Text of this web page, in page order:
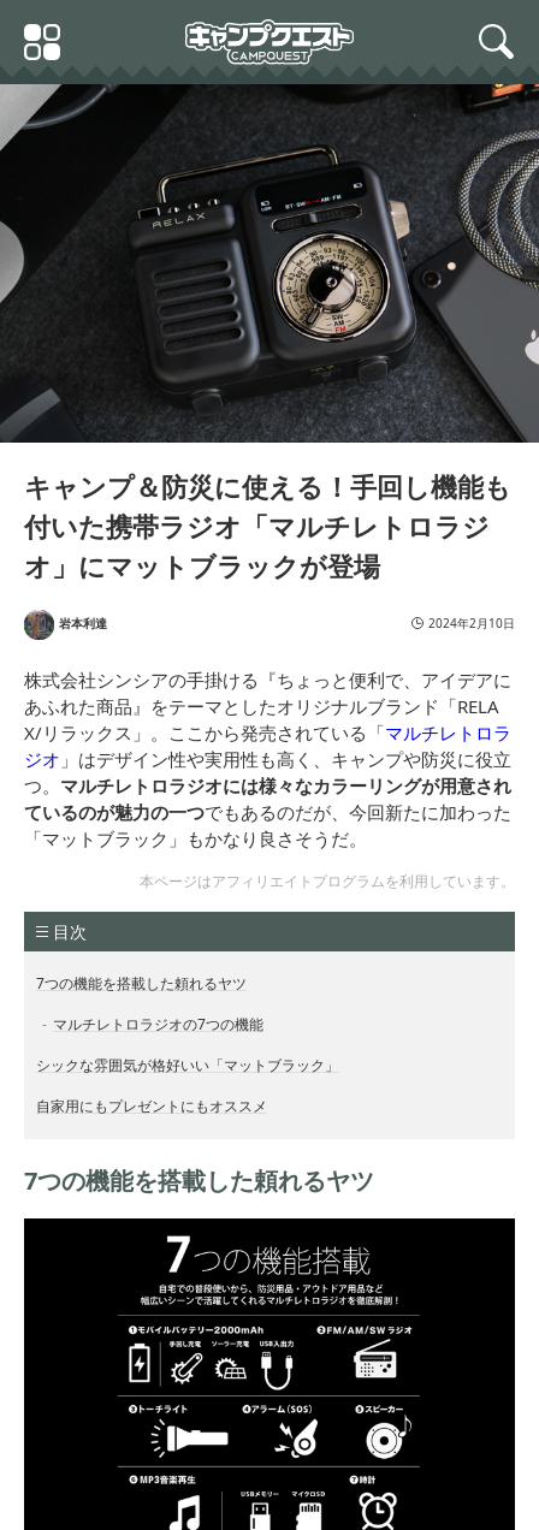
Primary
Menu
search
キャンプ＆防災に使える！手回し機能も
付いた携帯ラジオ「マルチレトロラジ
オ」にマットブラックが登場
岩本利達 2024年2月10日
株式会社シンシアの手掛ける『ちょっと便利で、アイデアに
あふれた商品』をテーマとしたオリジナルブランド「RELA
X/リラックス」。ここから発売されている「マルチレトロラ
ジオ 」はデザイン性や実用性も高く、キャンプや防災に役立
つ。 マルチレトロラジオには様々なカラーリングが用意され
ているのが魅力の一つでもあるのだが、今回新たに加わった
「マットブラック」もかなり良さそうだ。
本ページはアフィリエイトプログラムを利用しています。
目次
7つの機能を搭載した頼れるヤツ
マルチレトロラジオの7つの機能
シックな雰囲気が格好いい「マットブラック」
自家用にもプレゼントにもオススメ
7つの機能を搭載した頼れるヤツ